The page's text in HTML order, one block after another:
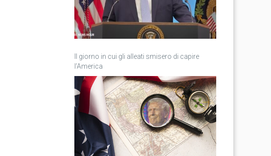
Il giorno in cui gli alleati smisero di capire
l’America